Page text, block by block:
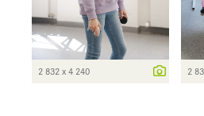
2 832 x 4 240 2